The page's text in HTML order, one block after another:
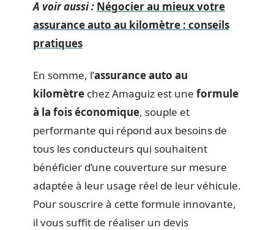
A voir aussi : Négocier au mieux votre
assurance auto au kilomètre : conseils
pratiques
En somme, l’assurance auto au
kilomètre chez Amaguiz est une formule
à la fois économique, souple et
performante qui répond aux besoins de
tous les conducteurs qui souhaitent
bénéficier d’une couverture sur mesure
adaptée à leur usage réel de leur véhicule.
Pour souscrire à cette formule innovante,
il vous suffit de réaliser un devis